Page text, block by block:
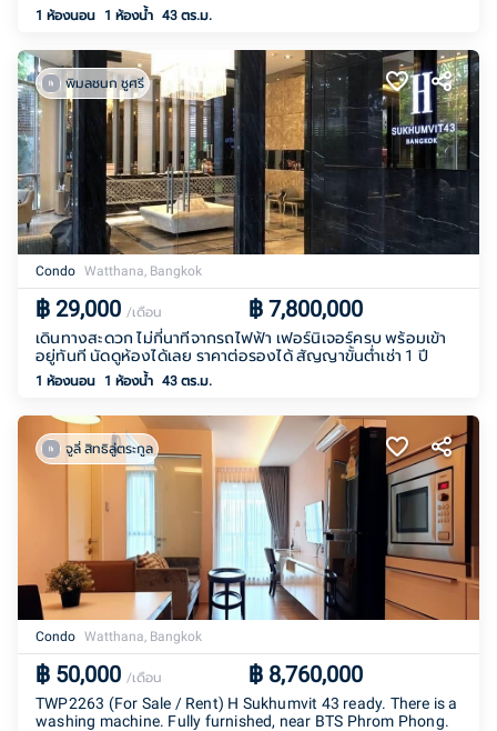
1 ห้องนอน 1 ห้องน้ำ 43 ตร.ม.
พิมลชนก ชูศรี
Condo Watthana, Bangkok
฿ 29,000 /เดือน ฿ 7,800,000
เดินทางสะดวก ไม่กี่นาทีจากรถไฟฟ้า เฟอร์นิเจอร์ครบ พร้อมเข้า
อยู่ทันที นัดดูห้องได้เลย ราคาต่อรองได้ สัญญาขั้นต่ำเช่า 1 ปี
1 ห้องนอน 1 ห้องน้ำ 43 ตร.ม.
จูลี่ สิทธิลู่ตระกูล
Condo Watthana, Bangkok
฿ 50,000 /เดือน ฿ 8,760,000
TWP2263 (For Sale ​​/ Rent) H Sukhumvit 43 ready. There is a
washing machine. Fully furnished, near BTS Phrom Phong.